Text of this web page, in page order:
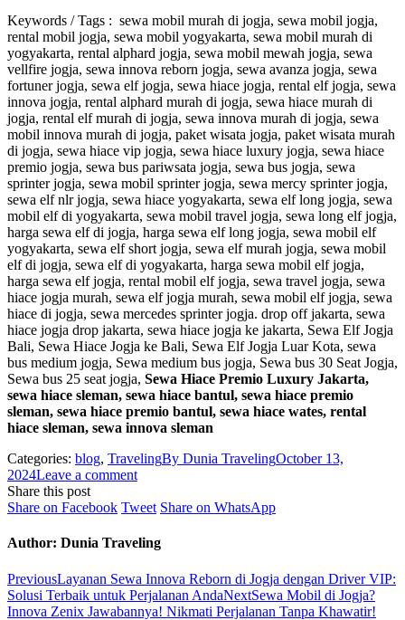
Keywords / Tags : sewa mobil murah di jogja, sewa mobil jogja,
rental mobil jogja, sewa mobil yogyakarta, sewa mobil murah di
yogyakarta, rental alphard jogja, sewa mobil mewah jogja, sewa
vellfire jogja, sewa innova reborn jogja, sewa avanza jogja, sewa
fortuner jogja, sewa elf jogja, sewa hiace jogja, rental elf jogja, sewa
innova jogja, rental alphard murah di jogja, sewa hiace murah di
jogja, rental elf murah di jogja, sewa innova murah di jogja, sewa
mobil innova murah di jogja, paket wisata jogja, paket wisata murah
di jogja, sewa hiace vip jogja, sewa hiace luxury jogja, sewa hiace
premio jogja, sewa bus pariwsata jogja, sewa bus jogja, sewa
sprinter jogja, sewa mobil sprinter jogja, sewa mercy sprinter jogja,
sewa elf nlr jogja, sewa hiace yogyakarta, sewa elf long jogja, sewa
mobil elf di yogyakarta, sewa mobil travel jogja, sewa long elf jogja,
harga sewa elf di jogja, harga sewa elf long jogja, sewa mobil elf
yogyakarta, sewa elf short jogja, sewa elf murah jogja, sewa mobil
elf di jogja, sewa elf di yogyakarta, harga sewa mobil elf jogja,
harga sewa elf jogja, rental mobil elf jogja, sewa travel jogja, sewa
hiace jogja murah, sewa elf jogja murah, sewa mobil elf jogja, sewa
hiace di jogja, sewa mercedes sprinter jogja. drop off jakarta, sewa
hiace jogja drop jakarta, sewa hiace jogja ke jakarta, Sewa Elf Jogja
Bali, Sewa Hiace Jogja ke Bali, Sewa Elf Jogja Luar Kota, sewa
bus medium jogja, Sewa medium bus jogja, Sewa bus 30 Seat Jogja,
Sewa bus 25 seat jogja, Sewa Hiace Premio Luxury Jakarta,
sewa hiace sleman, sewa hiace bantul, sewa hiace premio
sleman, sewa hiace premio bantul, sewa hiace wates, rental
hiace sleman, sewa innova sleman
Categories: blog, TravelingBy Dunia TravelingOctober 13,
2024Leave a comment
Share this post
Share on FacebookShare
Facebook
TweetShare
Twitter
Share on WhatsAppShare
Author: Dunia Traveling
Post
navigation
PreviousPrevious
post:
Layanan Sewa Innova Reborn di Jogja dengan Driver VIP:
Solusi Terbaik untuk Perjalanan AndaNextNext
post:
Sewa Mobil di Jogja?
Innova Zenix Jawabannya! Nikmati Perjalanan Tanpa Khawatir!